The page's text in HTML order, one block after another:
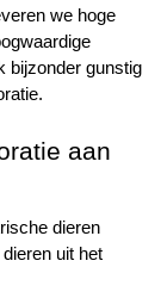
we hoge
bijzonder gunstig
aan
dieren
uit het